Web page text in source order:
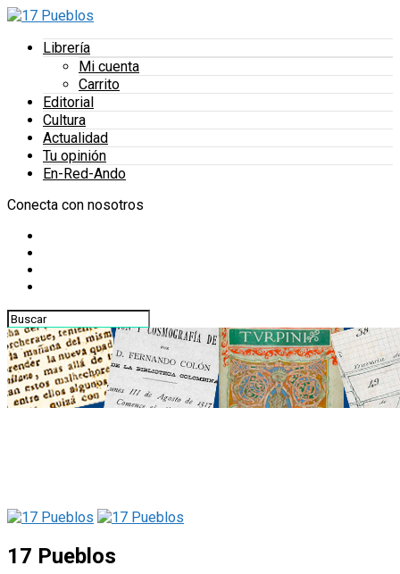
Librería
Mi cuenta
Carrito
Editorial
Cultura
Actualidad
Tu opinión
En-Red-Ando
Conecta con nosotros
17 Pueblos